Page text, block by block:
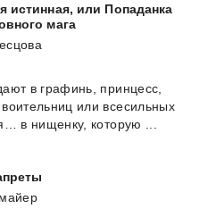
истинная, или Попаданка
мага
в графинь,
принцесс,
воительниц или всесильных
в нищенку, которую